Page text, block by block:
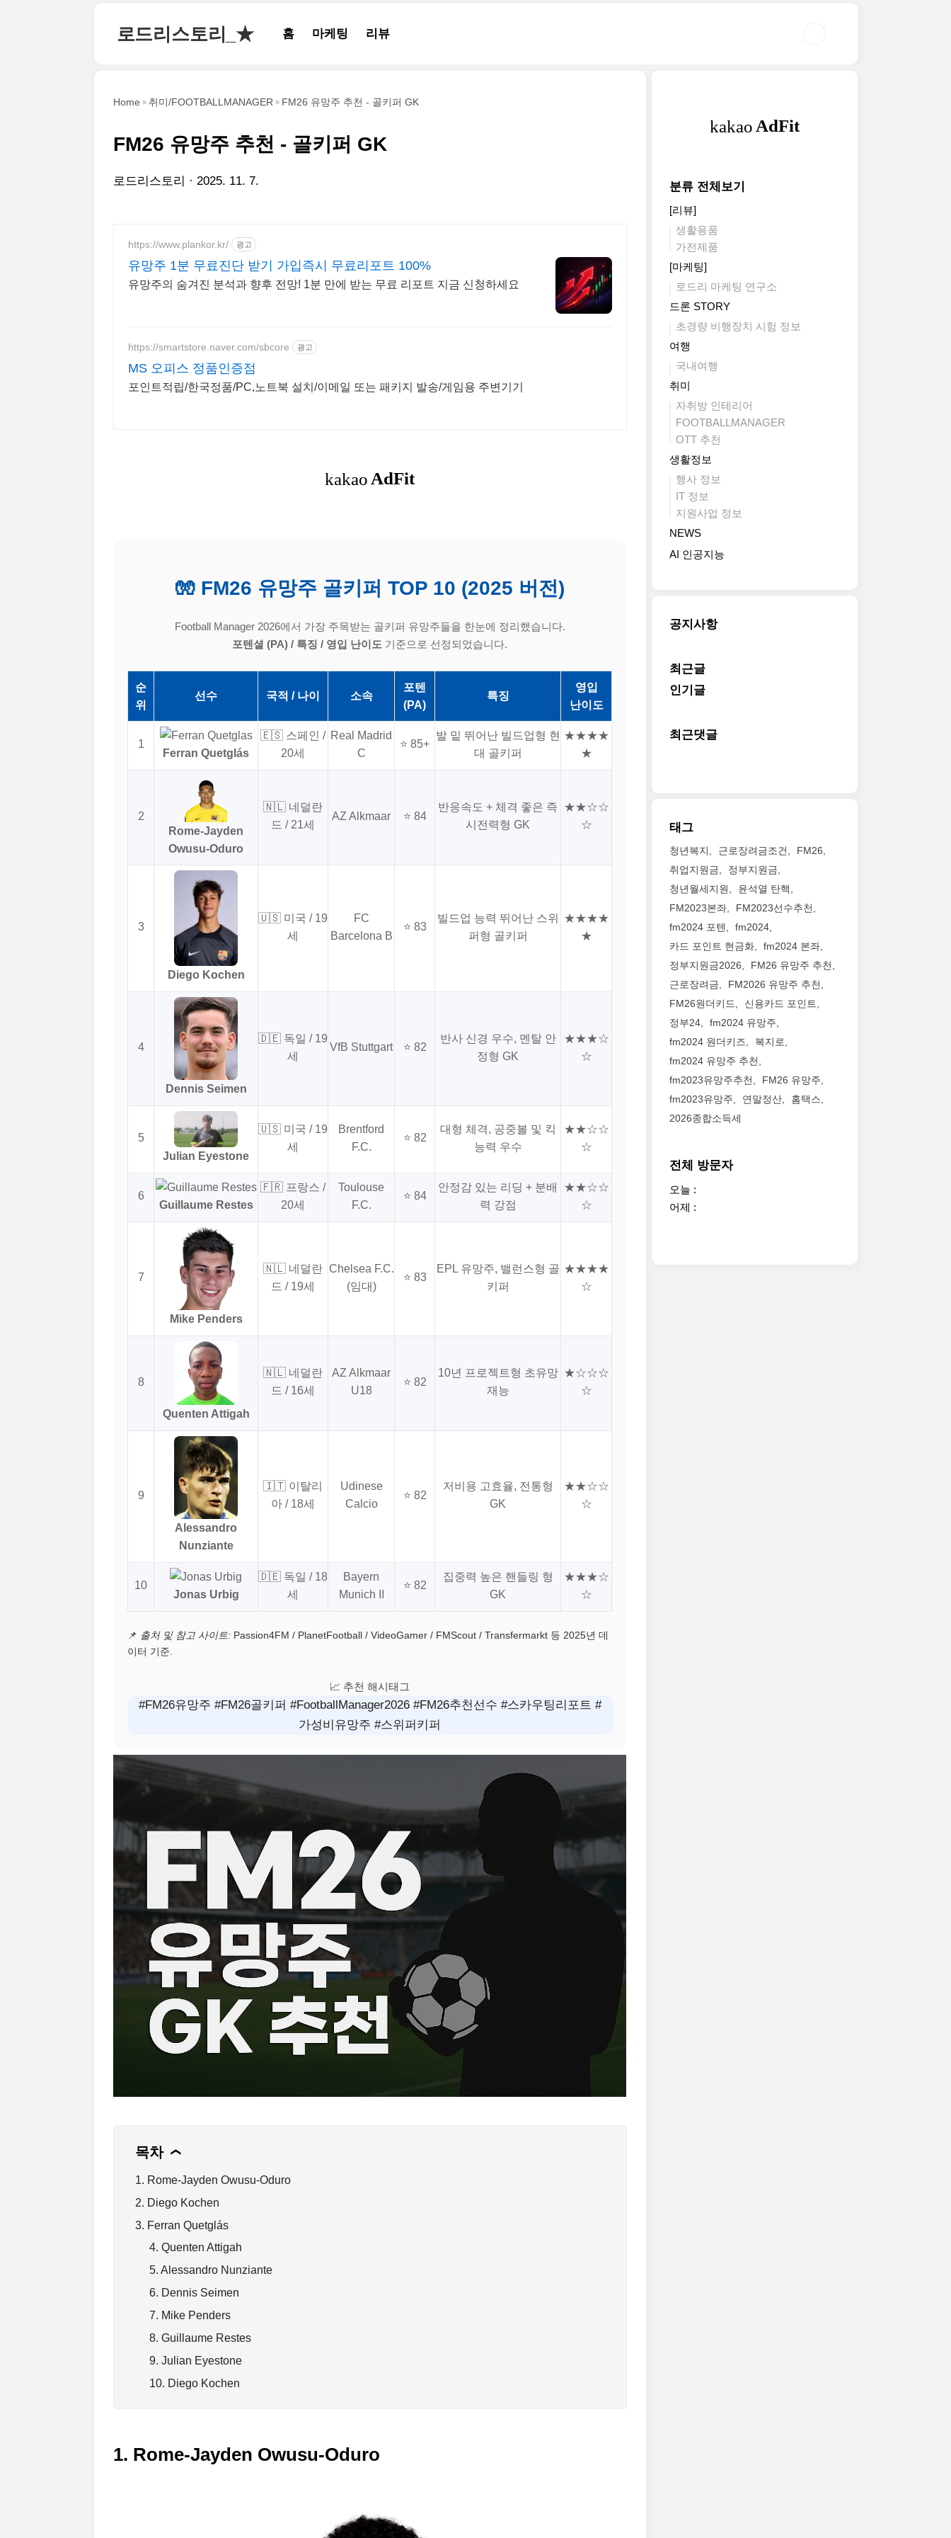
로드리스토리_★ 홈 마케팅 리뷰
Home 취미/FOOTBALLMANAGER FM26 유망주 추천 - 골키퍼 GK
FM26 유망주 추천 - 골키퍼 GK
로드리스토리 2025. 11. 7.
https://www.plankor.kr/ 광고
유망주 1분 무료진단 받기 가입즉시 무료리포트 100%
유망주의 숨겨진 분석과 향후 전망! 1분 만에 받는 무료 리포트 지금 신청하세요
https://smartstore.naver.com/sbcore 광고
MS 오피스 정품인증점
포인트적립/한국정품/PC,노트북 설치/이메일 또는 패키지 발송/게임용 주변기기
🧤 FM26 유망주 골키퍼 TOP 10 (2025 버전)
Football Manager 2026에서 가장 주목받는 골키퍼 유망주들을 한눈에 정리했습니다.
포텐셜 (PA) / 특징 / 영입 난이도 기준으로 선정되었습니다.
순
위
선수 국적 / 나이 소속
포텐
(PA)
특징
영입
난이도
1
Ferran Quetglás
🇪🇸 스페인 /
20세
Real Madrid
C
⭐ 85+
발 밑 뛰어난 빌드업형 현
대 골키퍼
★★★★
★
2
Rome-Jayden
Owusu-Oduro
🇳🇱 네덜란
드 / 21세
AZ Alkmaar ⭐ 84
반응속도 + 체격 좋은 즉
시전력형 GK
★★☆☆
☆
3
Diego Kochen
🇺🇸 미국 / 19
세
FC
Barcelona B
⭐ 83
빌드업 능력 뛰어난 스위
퍼형 골키퍼
★★★★
★
4
Dennis Seimen
🇩🇪 독일 / 19
세
VfB Stuttgart ⭐ 82
반사 신경 우수, 멘탈 안
정형 GK
★★★☆
☆
5
Julian Eyestone
🇺🇸 미국 / 19
세
Brentford
F.C.
⭐ 82
대형 체격, 공중볼 및 킥
능력 우수
★★☆☆
☆
6
Guillaume Restes
🇫🇷 프랑스 /
20세
Toulouse
F.C.
⭐ 84
안정감 있는 리딩 + 분배
력 강점
★★☆☆
☆
7
Mike Penders
🇳🇱 네덜란
드 / 19세
Chelsea F.C.
(임대)
⭐ 83
EPL 유망주, 밸런스형 골
키퍼
★★★★
☆
8
Quenten Attigah
🇳🇱 네덜란
드 / 16세
AZ Alkmaar
U18
⭐ 82
10년 프로젝트형 초유망
재능
★☆☆☆
☆
9
Alessandro
Nunziante
🇮🇹 이탈리
아 / 18세
Udinese
Calcio
⭐ 82
저비용 고효율, 전통형
GK
★★☆☆
☆
10
Jonas Urbig
🇩🇪 독일 / 18
세
Bayern
Munich II
⭐ 82
집중력 높은 핸들링 형
GK
★★★☆
☆
📌 출처 및 참고 사이트: Passion4FM / PlanetFootball / VideoGamer / FMScout / Transfermarkt 등 2025년 데
이터 기준.
📈 추천 해시태그
#FM26유망주 #FM26골키퍼 #FootballManager2026 #FM26추천선수 #스카우팅리포트 #
가성비유망주 #스위퍼키퍼
목차 ❯
1. Rome‑Jayden Owusu‑Oduro
2. Diego Kochen
3. Ferran Quetglás
4. Quenten Attigah
5. Alessandro Nunziante
6. Dennis Seimen
7. Mike Penders
8. Guillaume Restes
9. Julian Eyestone
10. Diego Kochen
1. Rome‑Jayden Owusu‑Oduro
분류 전체보기
[리뷰]
생활용품
가전제품
[마케팅]
로드리 마케팅 연구소
드론 STORY
초경량 비행장치 시험 정보
여행
국내여행
취미
자취방 인테리어
FOOTBALLMANAGER
OTT 추천
생활정보
행사 정보
IT 정보
지원사업 정보
NEWS
AI 인공지능
공지사항
최근글
인기글
최근댓글
태그
청년복지 근로장려금조건
FM26
취업지원금
정부지원금
청년월세지원
윤석열 탄핵
FM2023본좌
FM2023선수추천
fm2024 포텐
fm2024
카드 포인트 현금화
fm2024 본좌
정부지원금2026
FM26 유망주 추천
근로장려금
FM2026 유망주 추천
FM26원더키드
신용카드 포인트
정부24
fm2024 유망주
fm2024 원더키즈
복지로
fm2024 유망주 추천
fm2023유망주추천
FM26 유망주
fm2023유망주
연말정산
홈택스
2026종합소득세
전체 방문자
오늘 :
어제 :